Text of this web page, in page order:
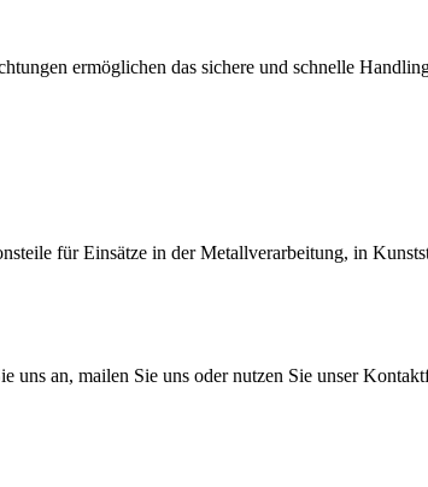
ermöglichen das sichere und schnelle
für Einsätze in der Metallverarbeitung, in
uns an, mailen Sie uns oder nutzen Sie unser